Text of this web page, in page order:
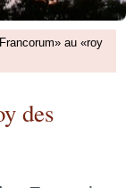
au «roy
des